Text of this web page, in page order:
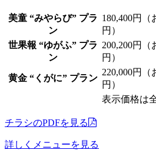
美童 “みやらび” プラ
ン
180,400円（
円）
世果報 “ゆがふ” プラ
ン
200,200円（
円）
黄金 “くがに” プラン
220,000円（
円）
表示価格は
チラシのPDFを見る
詳しくメニューを見る